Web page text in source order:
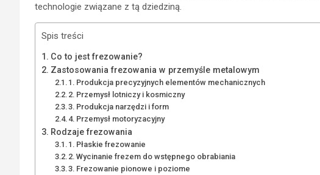
technologie związane z tą dziedziną.
Spis treści
Co to jest frezowanie?
Zastosowania frezowania w przemyśle metalowym
1. Produkcja precyzyjnych elementów mechanicznych
2. Przemysł lotniczy i kosmiczny
3. Produkcja narzędzi i form
4. Przemysł motoryzacyjny
Rodzaje frezowania
1. Płaskie frezowanie
2. Wycinanie frezem do wstępnego obrabiania
3. Frezowanie pionowe i poziome